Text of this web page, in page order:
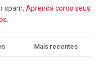
spam. Aprenda como seus
Mais recentes